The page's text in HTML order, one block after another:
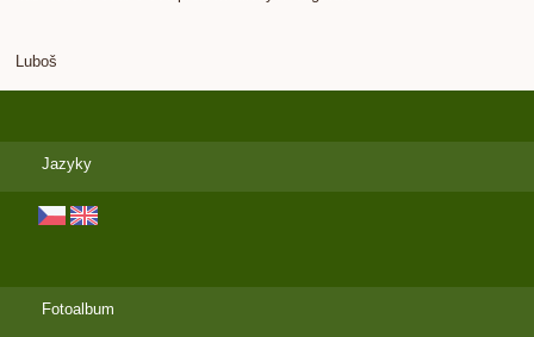
Luboš
Jazyky
Fotoalbum